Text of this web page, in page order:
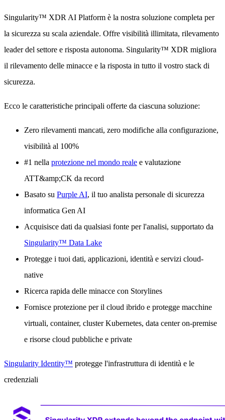
Singularity™ XDR AI Platform è la nostra soluzione completa per
la sicurezza su scala aziendale. Offre visibilità illimitata, rilevamento
leader del settore e risposta autonoma. Singularity™ XDR migliora
il rilevamento delle minacce e la risposta in tutto il vostro stack di
sicurezza.
Ecco le caratteristiche principali offerte da ciascuna soluzione:
Zero rilevamenti mancati, zero modifiche alla configurazione,
visibilità al 100%
#1 nella protezione nel mondo reale e valutazione
ATT&amp;CK da record
Basato su Purple AI, il tuo analista personale di sicurezza
informatica Gen AI
Acquisisce dati da qualsiasi fonte per l'analisi, supportato da
Singularity™ Data Lake
Protegge i tuoi dati, applicazioni, identità e servizi cloud-
native
Ricerca rapida delle minacce con Storylines
Fornisce protezione per il cloud ibrido e protegge macchine
virtuali, container, cluster Kubernetes, data center on-premise
e risorse cloud pubbliche e private
Singularity Identity™ protegge l'infrastruttura di identità e le
credenziali